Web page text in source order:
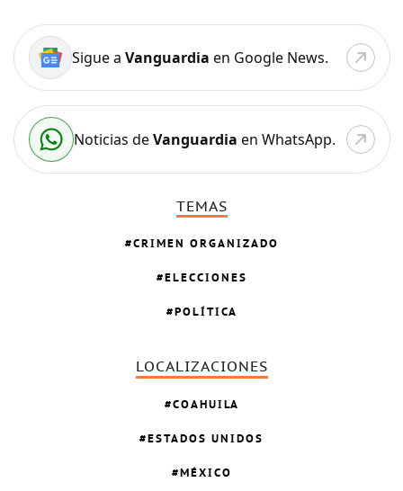
Sigue a Vanguardia en Google News.
Noticias deVanguardia en WhatsApp.
TEMAS
CRIMEN ORGANIZADO
ELECCIONES
POLÍTICA
LOCALIZACIONES
COAHUILA
ESTADOS UNIDOS
MÉXICO